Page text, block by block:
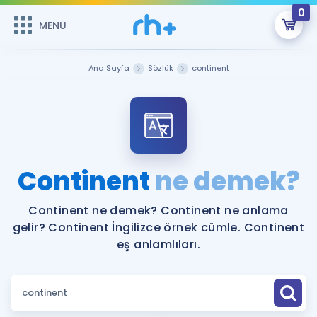
MENÜ
0
ÜYE DEĞİLİM
Sepetin Şu An Boş.
Remzi Hoca ile seni sınava hazırlayacak onlarca eğitim seni
bekliyor!
MENÜ
Faydalı Araçlar
Sözlük
Hakkımızda
Ana Sayfa Sözlük continent
Continentne demek?
Continent ne demek? Continent ne anlama
gelir? Continent İngilizce örnek cümle. Continent
eş anlamlıları.